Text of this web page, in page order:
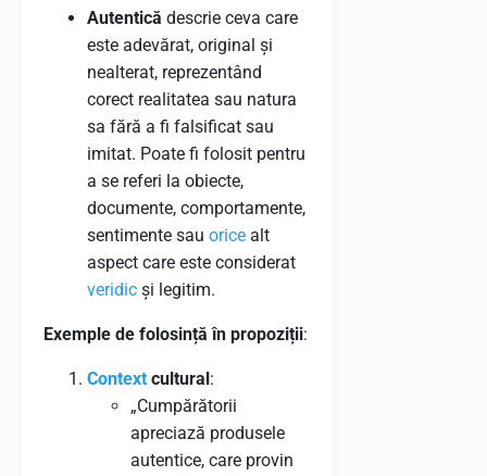
Autentică descrie ceva care
este adevărat, original și
nealterat, reprezentând
corect realitatea sau natura
sa fără a fi falsificat sau
imitat. Poate fi folosit pentru
a se referi la obiecte,
documente, comportamente,
sentimente sau orice alt
aspect care este considerat
veridic și legitim.
Exemple de folosință în propoziții:
Context cultural:
„Cumpărătorii
apreciază produsele
autentice, care provin